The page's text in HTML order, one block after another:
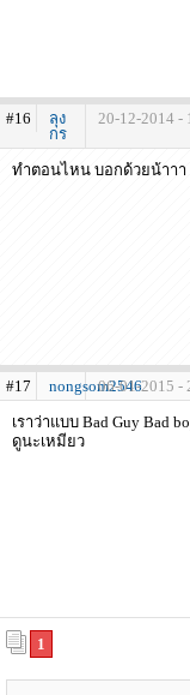
#16
ลุง
กร
20-12-2014 -
ทำตอนไหน บอกด้วยน้าาา
#17 nongsom254606-01-2015 -
เราว่าแบบ Bad Guy Bad
ดูนะเหมียว
1